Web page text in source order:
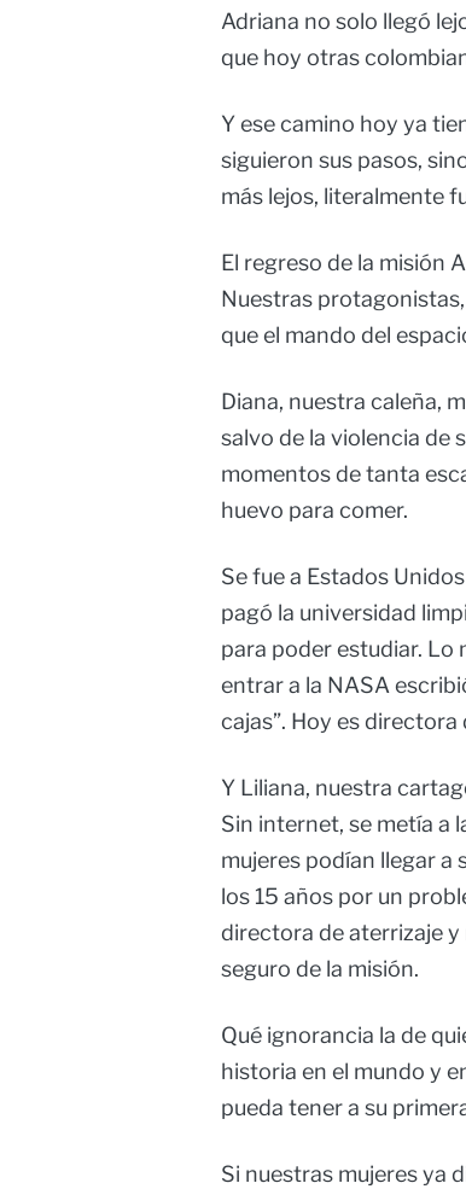
Adriana no solo llegó
que hoy otras
Y ese camino hoy ya
siguieron sus pasos,
más lejos, literalmente
El regreso de la misión
Nuestras
que el mando del
Diana, nuestra caleña,
salvo de la violencia de
momentos de tanta
huevo para comer.
Se fue a Estados
pagó la universidad
para poder estudiar. Lo
entrar a la NASA
cajas”. Hoy es
Y Liliana, nuestra
Sin internet, se metía a
mujeres podían llegar a
los 15 años por un
directora de aterrizaje
seguro de la misión.
Qué ignorancia la de
historia en el mundo y
pueda tener a su
Si nuestras mujeres ya